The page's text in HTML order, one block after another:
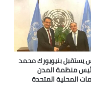
يستقبل بنيويورك محمد
منظمة المدن
المحلية المتحدة